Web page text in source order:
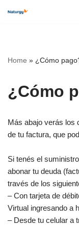
Home » ¿Cómo
¿Cómo
Más abajo verás los
de tu factura, que
Si tenés el
abonar tu deuda
través de los
– Con tarjeta de
Virtual ingresando a
– Desde tu celular a